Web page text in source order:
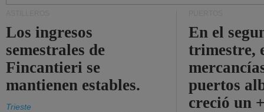
Los ingresos
semestrales de
Fincantieri se
mantienen estables.
Trieste
En el
trimestre,
puertos
creció un